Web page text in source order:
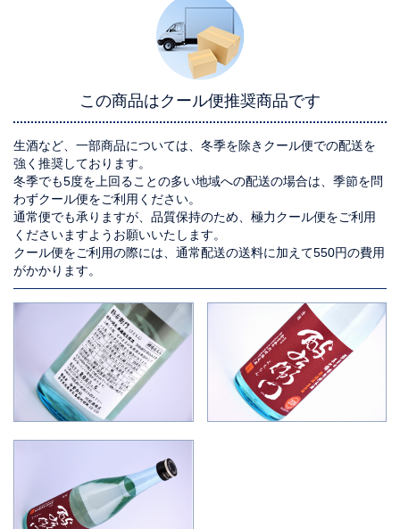
この商品はクール便推奨商品です
生酒など、一部商品については、冬季を除きクール便での配送を
強く推奨しております。
冬季でも5度を上回ることの多い地域への配送の場合は、季節を問
わずクール便をご利用ください。
通常便でも承りますが、品質保持のため、極力クール便をご利用
くださいますようお願いいたします。
クール便をご利用の際には、通常配送の送料に加えて550円の費用
がかかります。